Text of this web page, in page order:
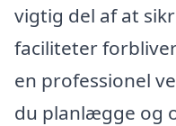
vigtig del af at
faciliteter
en professionel
du planlægge og